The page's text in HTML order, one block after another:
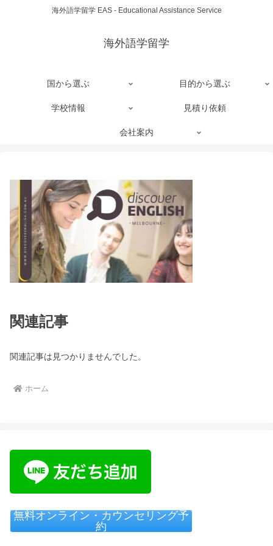
海外語学留学 EAS - Educational Assistance Service
海外語学留学
国から選ぶ 目的から選ぶ
学校情報 見積り依頼
会社案内
関連記事
関連記事は見つかりませんでした。
ホーム
無料オンライン・カウンセリング予
約